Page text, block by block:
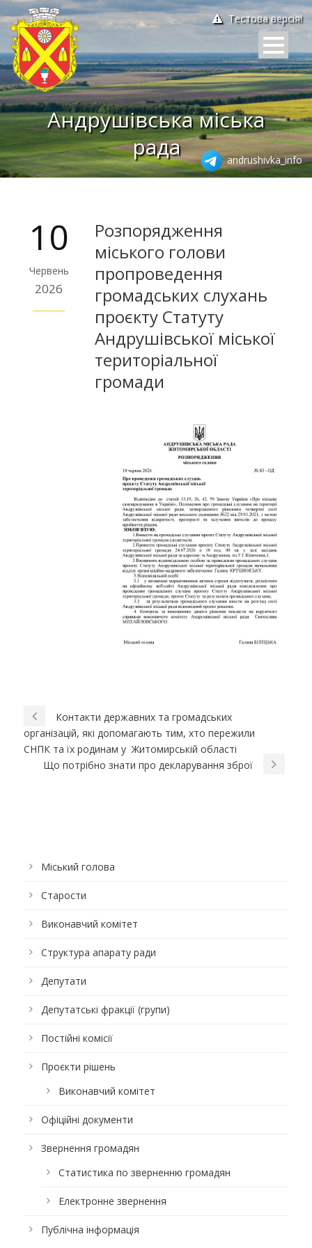
Тестова версія!
Андрушівська міська
рада
andrushivka_info
10
Червень
2026
Розпорядження
міського голови
пропроведення
громадських слухань
проєкту Статуту
Андрушівської міської
територіальної
громади
Контакти державних та громадських
організацій, які допомагають тим, хто пережили
СНПК та їх родинам у Житомирській області
Що потрібно знати про декларування зброї
Міський голова
Старости
Виконавчий комітет
Структура апарату ради
Депутати
Депутатські фракції (групи)
Постійні комісії
Проєкти рішень
Виконавчий комітет
Офіційні документи
Звернення громадян
Статистика по зверненню громадян
Електронне звернення
Публічна інформація